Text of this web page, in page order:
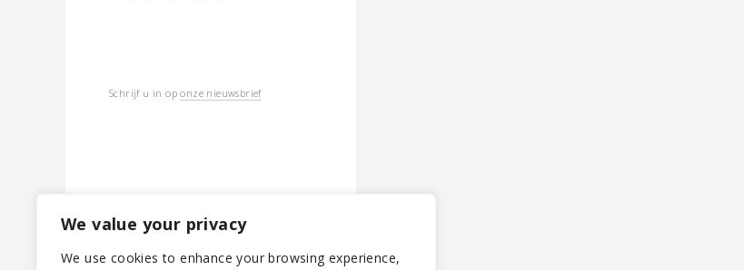
We value your privacy
We use cookies to enhance your browsing experience,
Schrijf u in oponze nieuwsbrief